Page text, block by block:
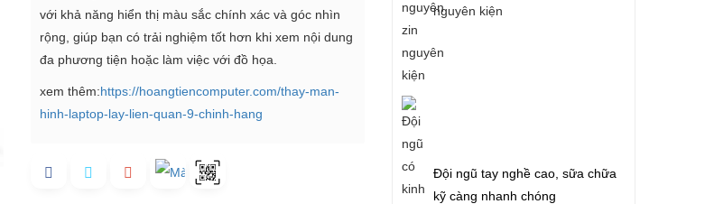
với khả năng hiển thị màu sắc chính xác và góc nhìn
rộng, giúp bạn có trải nghiệm tốt hơn khi xem nội dung
đa phương tiện hoặc làm việc với đồ họa.
xem thêm:https://hoangtiencomputer.com/thay-man-
hinh-laptop-lay-lien-quan-9-chinh-hang
nguyên kiện
Đội ngũ tay nghề cao, sữa chữa
kỹ càng nhanh chóng